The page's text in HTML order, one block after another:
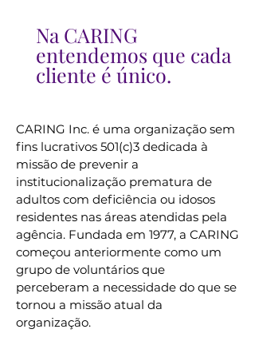
Na CARING
entendemos que cada
cliente é único.
CARING Inc. é uma organização sem
fins lucrativos 501(c)3 dedicada à
missão de prevenir a
institucionalização prematura de
adultos com deficiência ou idosos
residentes nas áreas atendidas pela
agência. Fundada em 1977, a CARING
começou anteriormente como um
grupo de voluntários que
perceberam a necessidade do que se
tornou a missão atual da
organização.